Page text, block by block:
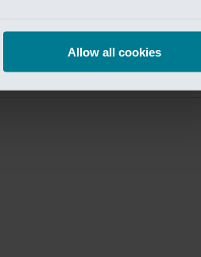
Allow all cookies
Kempen Research